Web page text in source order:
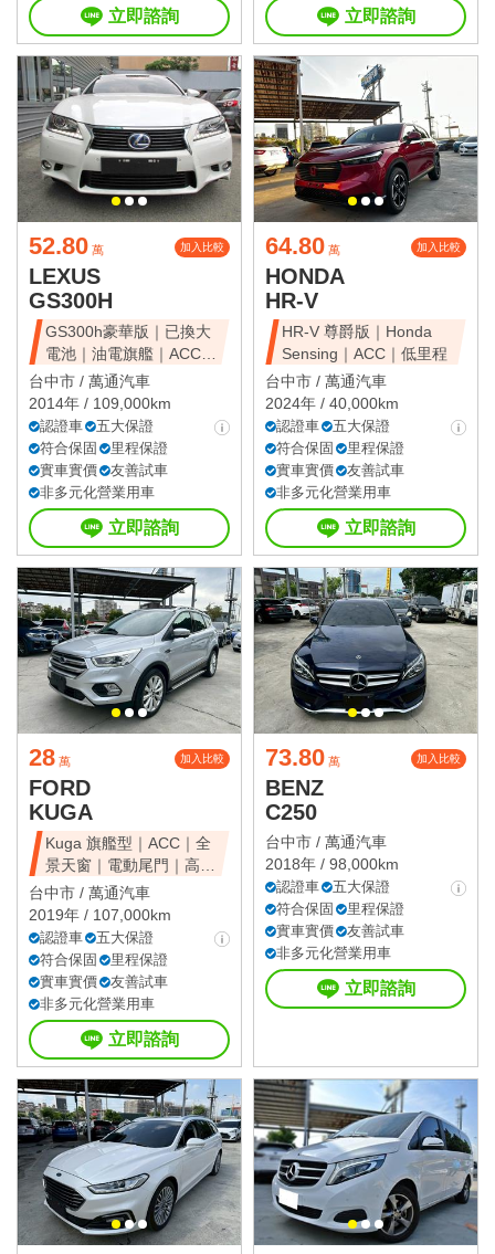
立即諮詢 立即諮詢
52.80 萬 加入比較
LEXUS
GS300H
GS300h豪華版｜已換大
電池｜油電旗艦｜ACC｜
天窗豪華房
台中市 / 萬通汽車
2014年 / 109,000km
認證車
五大保證
符合保固
里程保證
實車實價
友善試車
非多元化營業用車
立即諮詢
64.80 萬 加入比較
HONDA
HR-V
HR-V 尊爵版｜Honda
Sensing｜ACC｜低里程
台中市 / 萬通汽車
2024年 / 40,000km
認證車
五大保證
符合保固
里程保證
實車實價
友善試車
非多元化營業用車
立即諮詢
28 萬 加入比較
FORD
KUGA
Kuga 旗艦型｜ACC｜全
景天窗｜電動尾門｜高CP
值休旅
台中市 / 萬通汽車
2019年 / 107,000km
認證車
五大保證
符合保固
里程保證
實車實價
友善試車
非多元化營業用車
立即諮詢
73.80 萬 加入比較
BENZ
C250
台中市 / 萬通汽車
2018年 / 98,000km
認證車
五大保證
符合保固
里程保證
實車實價
友善試車
非多元化營業用車
立即諮詢